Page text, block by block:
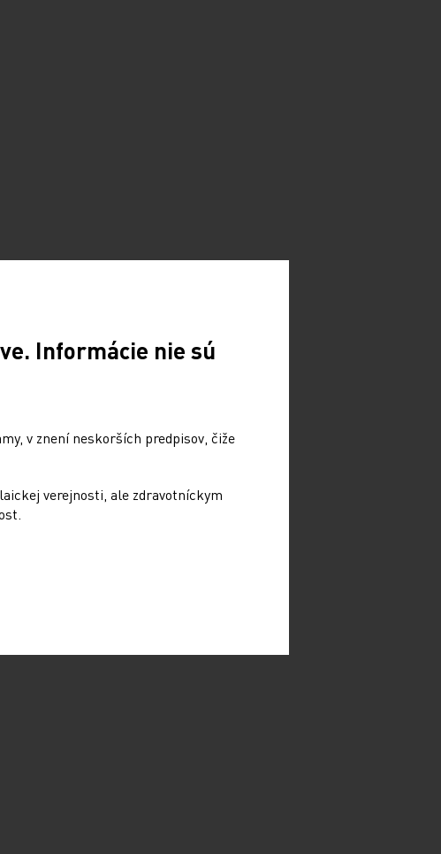
Informácie nie sú
v znení neskorších predpisov, čiže
verejnosti, ale zdravotníckym